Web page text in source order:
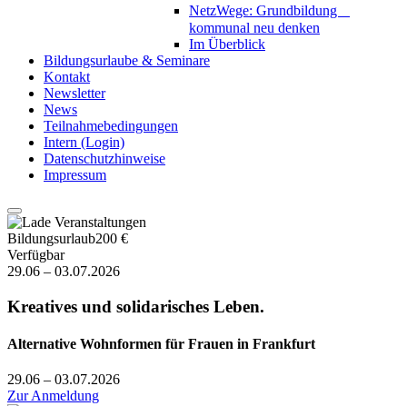
NetzWege: Grundbildung
kommunal neu denken
Im Überblick
Bildungsurlaube & Seminare
Kontakt
Newsletter
News
Teilnahmebedingungen
Intern (Login)
Datenschutzhinweise
Impressum
Bildungsurlaub200 €
Verfügbar
29.06 – 03.07.2026
Kreatives und solidarisches Leben.
Alternative Wohnformen für Frauen in Frankfurt
29.06 – 03.07.2026
Zur Anmeldung